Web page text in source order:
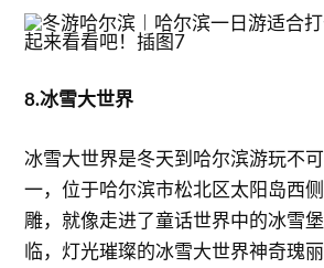
8.冰雪大世界
冰雪大世界是冬天到哈尔滨游玩不
一，位于哈尔滨市松北区太阳岛西
雕，就像走进了童话世界中的冰雪
临，灯光璀璨的冰雪大世界神奇瑰丽